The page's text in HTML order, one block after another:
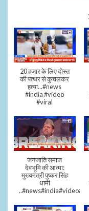
20 हजार के लिए दोस्त
की पत्थर से कुचलकर
हत्या...#news
#india #video
#viral
जनजाति समाज
देवभूमि की आत्मा:
मुख्यमंत्री पुष्कर सिंह
धामी